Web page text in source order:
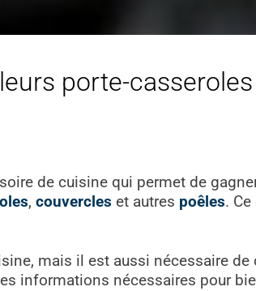
porte-casseroles
de cuisine qui permet de
, couvercles et autres poêles.
mais il est aussi nécessaire
informations nécessaires pour